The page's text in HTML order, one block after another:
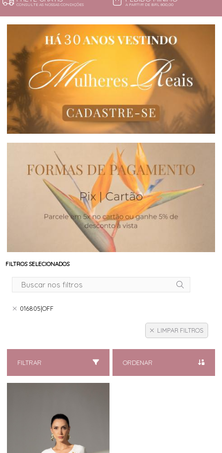
CONSULTE AS NOSSAS CONDIÇÕES A PARTIR DE BRL 800,00
FILTROS SELECIONADOS
016805|OFF
LIMPAR FILTROS
FILTRAR ORDENAR